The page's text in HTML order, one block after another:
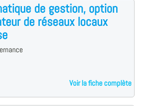
de gestion, option
de réseaux locaux
Voir la fiche complète